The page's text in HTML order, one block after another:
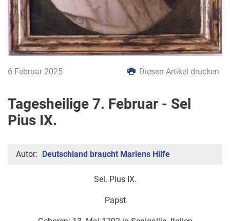
6 Februar 2025 Diesen Artikel drucken
Tagesheilige 7. Februar - Sel
Pius IX.
Autor: Deutschland braucht Mariens Hilfe
Sel. Pius IX.
Papst